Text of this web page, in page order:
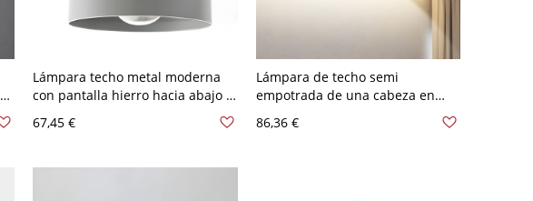
Lámpara techo metal moderna
con pantalla hierro hacia abajo -
67,45 €
Lámpara de techo semi
empotrada de una cabeza en
Nordic Barn Shade Ceiling
86,36 €